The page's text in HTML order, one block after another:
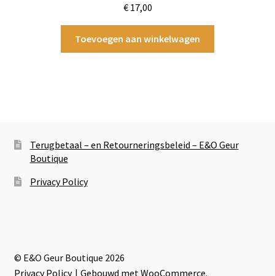
€17,00
Toevoegen aan winkelwagen
Terugbetaal – en Retourneringsbeleid – E&O Geur
Boutique
Privacy Policy
© E&O Geur Boutique 2026
Privacy Policy
Gebouwd met WooCommerce.